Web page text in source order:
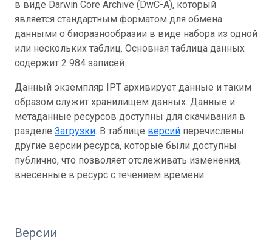
в виде Darwin Core Archive (DwC-A), который
является стандартным форматом для обмена
данными о биоразнообразии в виде набора из одной
или нескольких таблиц. Основная таблица данных
содержит 2 984 записей.
Данный экземпляр IPT архивирует данные и таким
образом служит хранилищем данных. Данные и
метаданные ресурсов доступны для скачивания в
разделе Загрузки. В таблице версий перечислены
другие версии ресурса, которые были доступны
публично, что позволяет отслеживать изменения,
внесенные в ресурс с течением времени.
Версии